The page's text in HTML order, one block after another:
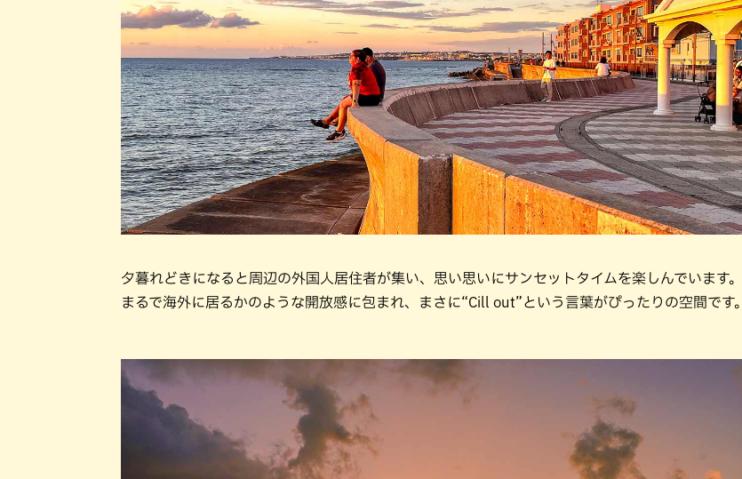
夕暮れどきになると周辺の外国人居住者が集い、思い思いにサンセットタイムを楽しんでいます。
まるで海外に居るかのような開放感に包まれ、まさに“Cill out”という言葉がぴったりの空間です。